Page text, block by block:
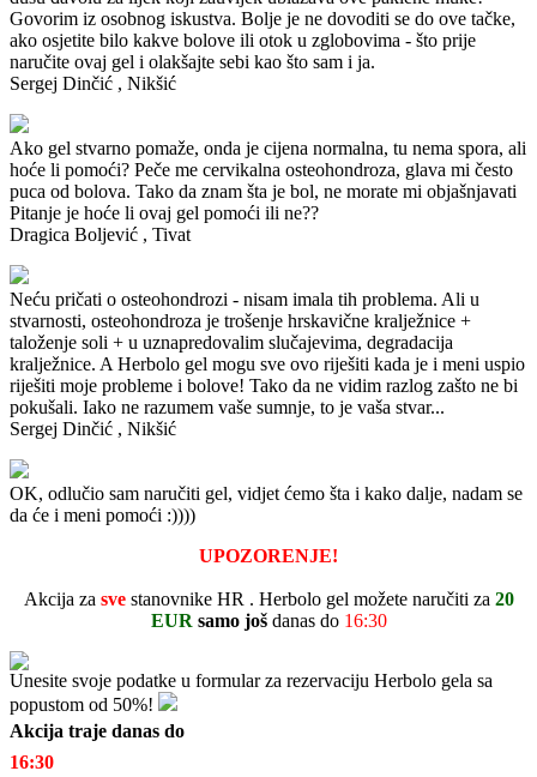
Govorim iz osobnog iskustva. Bolje je ne dovoditi se do ove tačke,
ako osjetite bilo kakve bolove ili otok u zglobovima - što prije
naručite ovaj gel i olakšajte sebi kao što sam i ja.
Sergej Dinčić , Nikšić
Ako gel stvarno pomaže, onda je cijena normalna, tu nema spora, ali
hoće li pomoći? Peče me cervikalna osteohondroza, glava mi često
puca od bolova. Tako da znam šta je bol, ne morate mi objašnjavati
Pitanje je hoće li ovaj gel pomoći ili ne??
Dragica Boljević , Tivat
Neću pričati o osteohondrozi - nisam imala tih problema. Ali u
stvarnosti, osteohondroza je trošenje hrskavične kralježnice +
taloženje soli + u uznapredovalim slučajevima, degradacija
kralježnice. A Herbolo gel mogu sve ovo riješiti kada je i meni uspio
riješiti moje probleme i bolove! Tako da ne vidim razlog zašto ne bi
pokušali. Iako ne razumem vaše sumnje, to je vaša stvar...
Sergej Dinčić , Nikšić
OK, odlučio sam naručiti gel, vidjet ćemo šta i kako dalje, nadam se
da će i meni pomoći :))))
UPOZORENJE!
Akcija za sve stanovnike HR . Herbolo gel možete naručiti za 20
EUR samo još danas do 16:30
Unesite svoje podatke u formular za rezervaciju Herbolo gela sa
popustom od 50%!
Akcija traje danas do
16:30